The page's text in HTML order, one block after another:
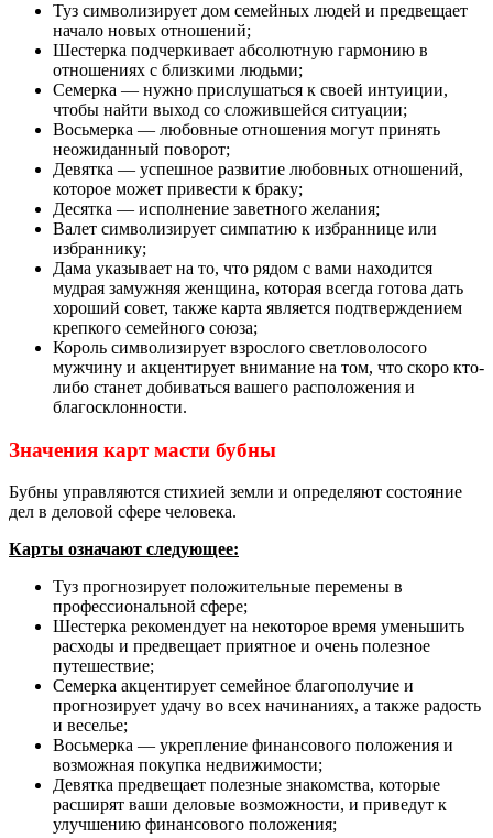
Туз символизирует дом семейных людей и предвещает
начало новых отношений;
Шестерка подчеркивает абсолютную гармонию в
отношениях с близкими людьми;
Семерка — нужно прислушаться к своей интуиции,
чтобы найти выход со сложившейся ситуации;
Восьмерка — любовные отношения могут принять
неожиданный поворот;
Девятка — успешное развитие любовных отношений,
которое может привести к браку;
Десятка — исполнение заветного желания;
Валет символизирует симпатию к избраннице или
избраннику;
Дама указывает на то, что рядом с вами находится
мудрая замужняя женщина, которая всегда готова дать
хороший совет, также карта является подтверждением
крепкого семейного союза;
Король символизирует взрослого светловолосого
мужчину и акцентирует внимание на том, что скоро кто-
либо станет добиваться вашего расположения и
благосклонности.
Значения карт масти бубны
Бубны управляются стихией земли и определяют состояние
дел в деловой сфере человека.
Карты означают следующее:
Туз прогнозирует положительные перемены в
профессиональной сфере;
Шестерка рекомендует на некоторое время уменьшить
расходы и предвещает приятное и очень полезное
путешествие;
Семерка акцентирует семейное благополучие и
прогнозирует удачу во всех начинаниях, а также радость
и веселье;
Восьмерка — укрепление финансового положения и
возможная покупка недвижимости;
Девятка предвещает полезные знакомства, которые
расширят ваши деловые возможности, и приведут к
улучшению финансового положения;